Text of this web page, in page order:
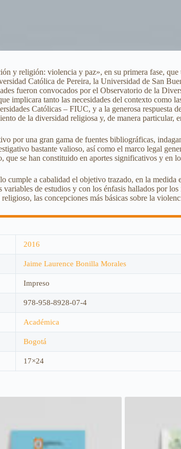
y religión: violencia y paz», en su primera fase,
Católica de Pereira, la Universidad de San
fueron convocados por el Observatorio de la
implicara tanto las necesidades del contexto como
Católicas – FIUC, y a la generosa respuesta
de la diversidad religiosa y, de manera particular,
por una gran gama de fuentes bibliográficas,
bastante valioso, así como el marco legal
que se han constituido en aportes significativos y en
cumple a cabalidad el objetivo trazado, en la
de estudios y con los énfasis hallados por
las concepciones más básicas sobre la
2016
Jaime Laurence Bonilla Morales
Impreso
978-958-8928-07-4
Académica
Bogotá
17×24